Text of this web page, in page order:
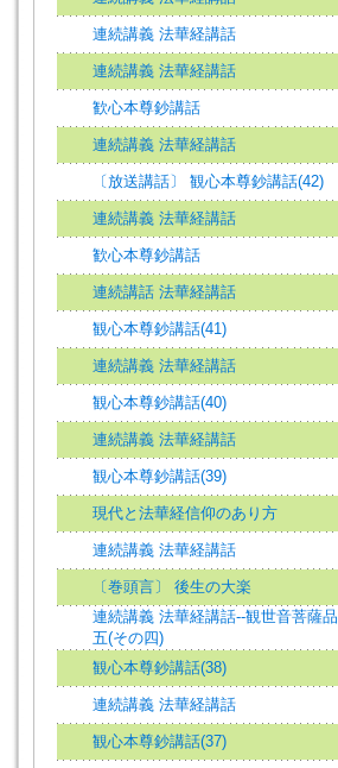
連続講義 法華経講話
連続講義 法華経講話
歓心本尊鈔講話
連続講義 法華経講話
〔放送講話〕 観心本尊鈔講話(42)
連続講義 法華経講話
歓心本尊鈔講話
連続講話 法華経講話
観心本尊鈔講話(41)
連続講義 法華経講話
観心本尊鈔講話(40)
連続講義 法華経講話
観心本尊鈔講話(39)
現代と法華経信仰のあり方
連続講義 法華経講話
〔巻頭言〕 後生の大楽
連続講義 法華経講話--観世音菩薩
五(その四)
観心本尊鈔講話(38)
連続講義 法華経講話
観心本尊鈔講話(37)